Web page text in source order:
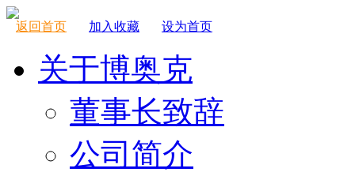
返回首页 加入收藏 设为首页
关于博奥克
董事长致辞
公司简介